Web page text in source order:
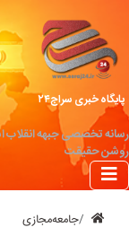
پایگاه خبری سراج۲۴
رسانه تخصصی جبهه انقلاب
روشن حقیقت
جامعه‌مجازی